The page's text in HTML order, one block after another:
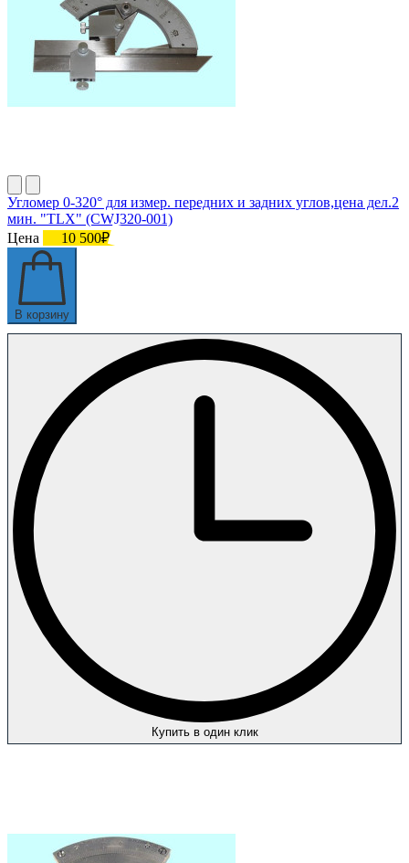
Угломер 0-320° для измер. передних и задних углов,цена дел.2
мин. "TLX" (CWJ320-001)
Цена
10 500₽
В корзину
Купить в один клик